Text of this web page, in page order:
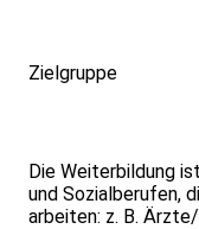
Zielgruppe
Die Weiterbildung
und Sozialberufen,
arbeiten: z. B.